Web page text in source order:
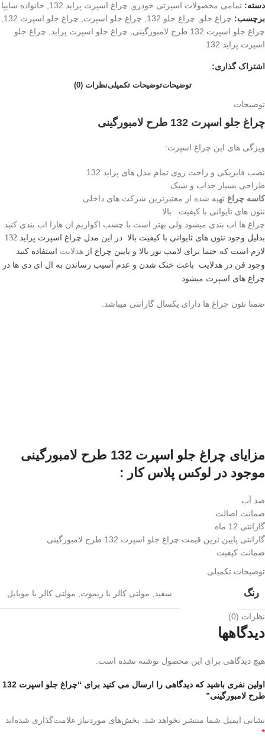
دسته: تمامی محصولات اسپرتی خودرو, چراغ اسپرت پراید 132 , خانواده سایپا
برچسب: چراغ جلو, چراغ جلو 132 , چراغ جلو اسپرت, چراغ جلو اسپرت 132
,
چراغ جلو اسپرت 132 طرح لامبورگینی
, چراغ جلو اسپرت پراید, چراغ جلو
اسپرت پراید 132
اشتراک گذاری:
توضیحاتتوضیحات تکمیلینظرات (0)
توضیحات
چراغ جلو اسپرت 132 طرح لامبورگینی
ویژگی های این چراغ اسپرت:
نصب فابریکی و راحت روی تمام مدل های پراید 132
طراحی بسیار جذاب و شیک
کاسه چراغ تهیه شده از معتبرترین شرکت های داخلی
نئون های تایوانی با کیفیت بالا
چراغ ها اب بندی میشود ولی بهتر است با چسب اکواریم ان هارا اب بندی کنید
بدلیل وجود نئون های تایوانی با کیفیت بالا
در این مدل چراغ اسپرت پراید 132
لازم است که حتما برای لامپ نور بالا و پایین چراغ از هدلایت استفاده کنید
وجود فن در هدلایت باعث خنک شدن و عدم آسیب رساندن به ال ای دی ها در
چراغ های اسپرت میشود.
ضمنا نئون چراغ ها دارای یکسال گارانتی میباشد.
مزایای چراغ جلو اسپرت 132 طرح لامبورگینی
موجود در لوکس پلاس کار :
ضد آب
ضمانت اصالت
گارانتی 12 ماه
گارانتی پایین ترین قیمت چراغ جلو اسپرت 132 طرح لامبورگینی
ضمانت کیفیت
توضیحات تکمیلی
رنگ سفید, مولتی کالر با ریموت, مولتی کالر با موبایل
نظرات (0)
دیدگاهها
هیچ دیدگاهی برای این محصول نوشته نشده است.
اولین نفری باشید که دیدگاهی را ارسال می کنید برای “چراغ جلو اسپرت 132
طرح لامبورگینی”
نشانی ایمیل شما منتشر نخواهد شد. بخش‌های موردنیاز علامت‌گذاری شده‌اند
*